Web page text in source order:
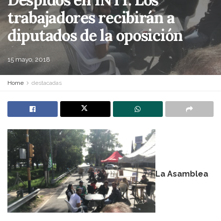
trabajadores recibirán a
diputados de la oposición
15 mayo, 2018
Home destacadas
La Asamblea